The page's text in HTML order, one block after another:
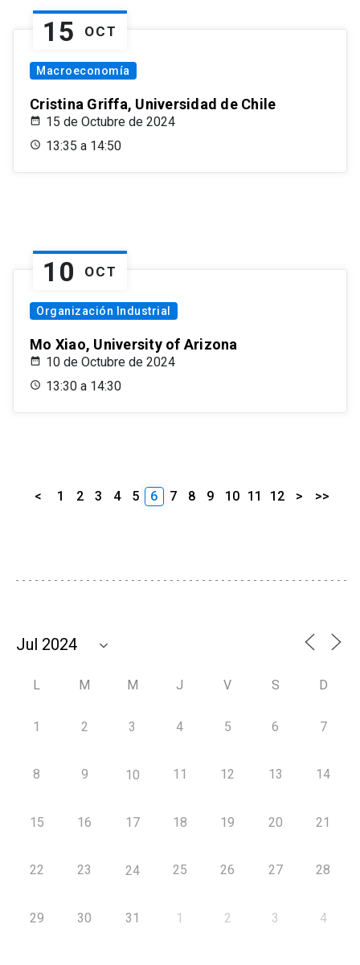
15 OCT
Macroeconomía
Cristina Griffa, Universidad de Chile
15 de Octubre de 2024
13:35 a 14:50
10 OCT
Organización Industrial
Mo Xiao, University of Arizona
10 de Octubre de 2024
13:30 a 14:30
< 1 2 3 4 5 6 7 8 9 10 11 12 > >>
L M M J V S D
1 2 3 4 5 6 7
8 9 10 11 12 13 14
15 16 17 18 19 20 21
22 23 24 25 26 27 28
29 30 31 1 2 3 4